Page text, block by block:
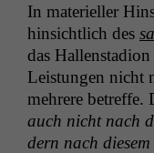
In materieller
hin­sichtlich des
das
Leis­tun­gen nicht
mehrere betr­e­ffe.
auch nicht nach
dern nach